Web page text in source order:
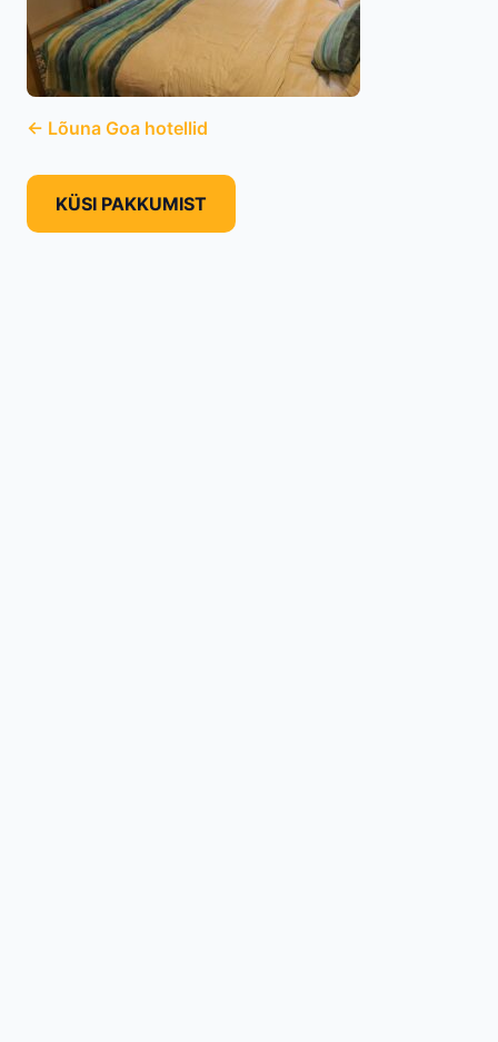
← Lõuna Goa hotellid
KÜSI PAKKUMIST